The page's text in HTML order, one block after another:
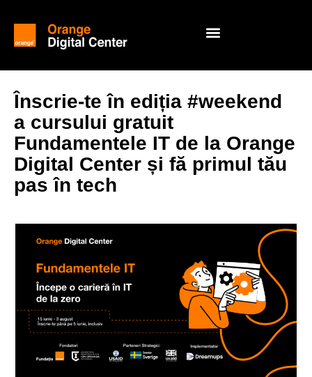
Înscrie-te în ediția #weekend
a cursului gratuit
Fundamentele IT de la Orange
Digital Center și fă primul tău
pas în tech